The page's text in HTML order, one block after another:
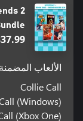
2
الألعاب المضمنة
Collie Call
(Windows)
(Xbox One)